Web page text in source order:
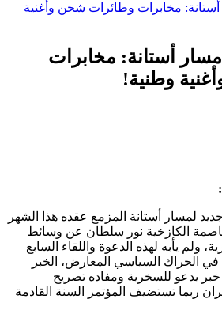
أستانة: مخابرات
وطنية!
لمسار أستانة المزمع عقده هذا الشهر
العاصمة الكازخية نور سلطان عن وسائط
ولم يأبه لهذه الدعوة واللقاء السابع
الحراك السياسي المعارض، الخبر
خبر يدعو للسخرية ومفاده تصريح
ربما تستضيف المؤتمر السنة القادمة